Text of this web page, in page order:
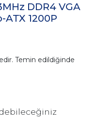
DDR4 VGA
ATX 1200P
Temin edildiğinde